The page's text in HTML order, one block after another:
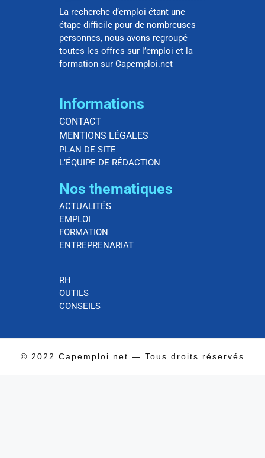
La recherche d’emploi étant une
étape difficile pour de nombreuses
personnes, nous avons regroupé
toutes les offres sur l’emploi et la
formation sur Capemploi.net
Informations
CONTACT
MENTIONS LÉGALES
PLAN DE SITE
L’ÉQUIPE DE RÉDACTION
Nos thematiques
ACTUALITÉS
EMPLOI
FORMATION
ENTREPRENARIAT
RH
OUTILS
CONSEILS
© 2022 Capemploi.net — Tous droits réservés